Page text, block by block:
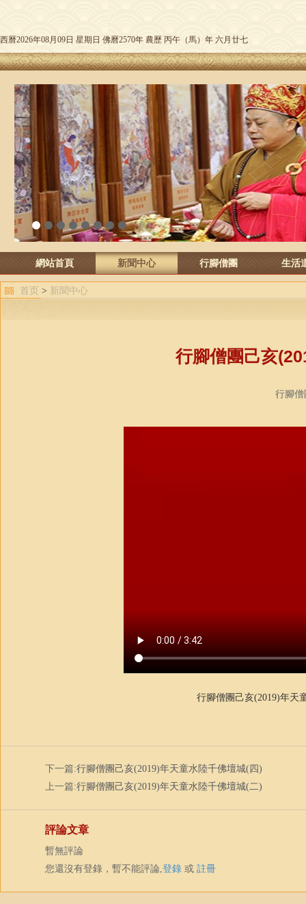
西曆2026年08月09日 星期日 佛曆2570年 農歷 丙午（馬）年 六月廿七
1 3 4 5 6 7 8
網站首頁 新聞中心 行腳僧團 生活
首页 > 新聞中心
行腳僧團己亥
行腳僧
行腳僧團己亥(2019)年天
下一篇:行腳僧團己亥(2019)年天童水陸千佛壇城(四)
上一篇:行腳僧團己亥(2019)年天童水陸千佛壇城(二)
評論文章
暫無評論
您還沒有登錄，暫不能評論,登錄 或 註冊